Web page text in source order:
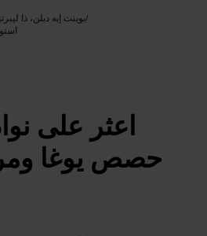
بوينت إيه دبلن، ذا/
اعثر على
حصص يوغا